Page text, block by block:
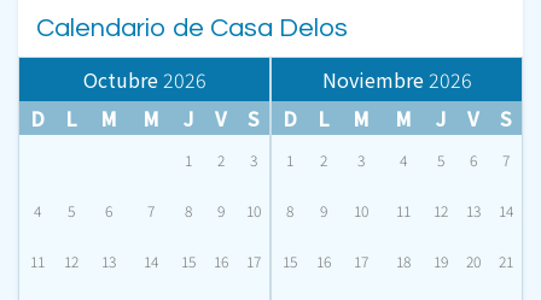
Calendario de Casa Delos
Octubre2026
D
L M M J V S
1 2 3
4 5 6 7 8 9 10
11 12 13 14 15 16 17
Noviembre2026
D
L M M J V S
1 2 3 4 5 6 7
8 9 10 11 12 13 14
15 16 17 18 19 20 21